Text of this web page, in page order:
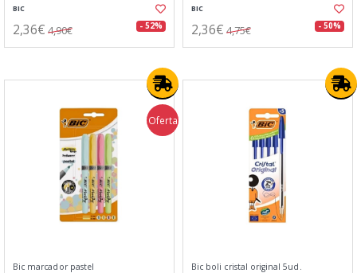
BIC
2,36€ 4,90€ - 52%
BIC
2,36€ 4,75€ - 50%
Oferta
Bic marcador pastel Bic boli cristal original 5ud.